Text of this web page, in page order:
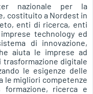
nazionale per la
costituito a Nordest in
enti di ricerca, enti
technology ed
di innovazione,
aiuta le imprese ad
trasformazione digitale
le esigenze delle
le migliori competenze
ricerca e